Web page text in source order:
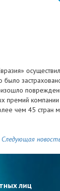
было
премий
чем 45 стран
Следующая
лиц